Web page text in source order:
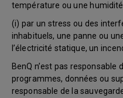
température ou une
(i) par un stress ou des
inhabituels, une panne ou
l’électricité statique, un
BenQ n’est pas
programmes, données ou
responsable de la